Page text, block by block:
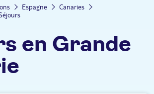
Espagne
Canaries
en Grande